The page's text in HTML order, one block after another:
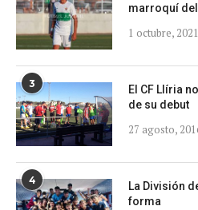
marroquí
1 octubre, 2021
3
El CF Llíria
de su debut
27 agosto,
4
La División
forma